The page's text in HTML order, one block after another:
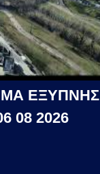
ΕΞΥΠΝΗΣ
08 2026